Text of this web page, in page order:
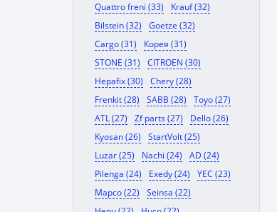
Quattro freni (33)
Krauf (32)
Bilstein (32)
Goetze (32)
Cargo (31)
Корея (31)
STONE (31)
CITROEN (30)
Hepafix (30)
Chery (28)
Frenkit (28)
SABB (28)
Toyo (27)
ATL (27)
Zf parts (27)
Dello (26)
Kyosan (26)
StartVolt (25)
Luzar (25)
Nachi (24)
AD (24)
Pilenga (24)
Exedy (24)
YEC (23)
Mapco (22)
Seinsa (22)